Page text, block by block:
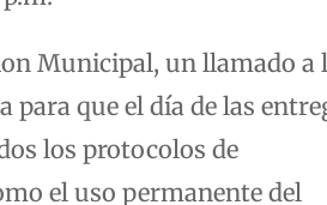
Municipal, un llamado a
para que el día de las
los protocolos de
el uso permanente del